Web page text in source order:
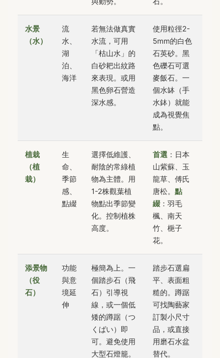
水景
（水）
流
水、
湖
泊、
海洋
若無法做真實
水流，可用
「枯山水」的
白砂耙出紋路
來表現。或用
黑色卵石營造
深水感。
使用粒徑2-
5mm的白色
石英砂。黑
色礫石可選
麥飯石。一
個水缽（手
水鉢）就能
成為視覺焦
點。
植栽
（植
栽）
生
命、
季節
感、
點綴
選擇低維護、
耐陰的常綠植
物為主體。用
1-2株觀葉植
物點出季節變
化。控制植株
高度。
首選 ：日本
山紫蘇、玉
龍草、傅氏
唐松。 點
綴：羽毛
楓、南天
竹、梔子
花。
添景物
（役
石）
功能
與意
境延
伸
極簡為上。一
個踏步石（飛
石）引導視
線，或一個低
矮的蹲踞（つ
くばい）即
可。避免使用
大型石燈籠。
踏步石選扁
平、表面粗
糙的。蹲踞
可找陶藝家
訂製小尺寸
品，或直接
用磨石水盆
替代。